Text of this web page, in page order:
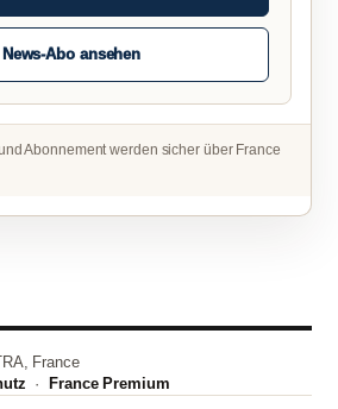
News-Abo ansehen
Abonnement werden sicher über France
France
·France Premium